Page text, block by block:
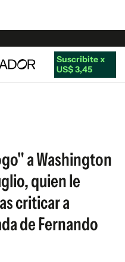
Suscribite x
US$ 3,45
a Washington
quien le
criticar a
de Fernando